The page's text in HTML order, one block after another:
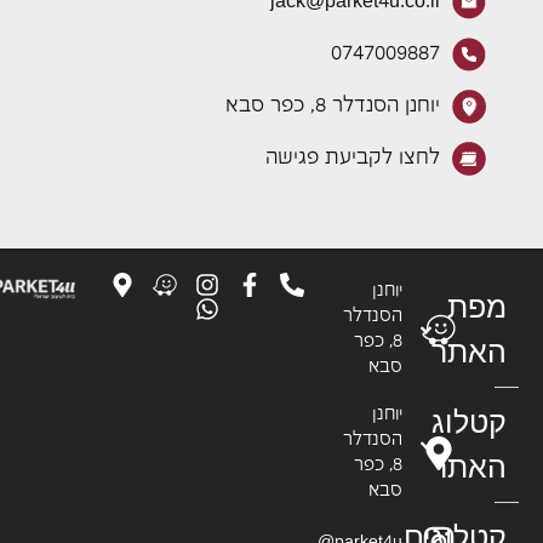
0747009887
יוחנן הסנדלר 8, כפר סבא
לחצו לקביעת פגישה
הסנדלר
8, כפר
סבא
יוחנן
הסנדלר
8, כפר